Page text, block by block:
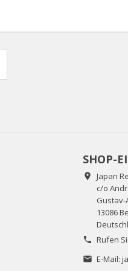
SHOP-

Japan
c/o
Gustav-
13086
 Rufen
 E-Mail: